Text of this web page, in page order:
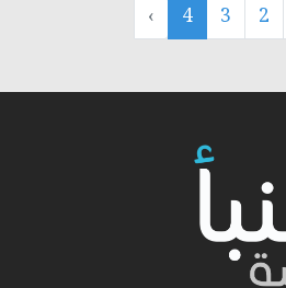
2
3
4
›